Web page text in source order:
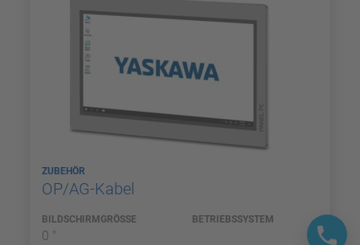
ZUBEHÖR
OP/AG-Kabel
BILDSCHIRMGRÖSSE
0 "
BETRIEBSSYSTEM